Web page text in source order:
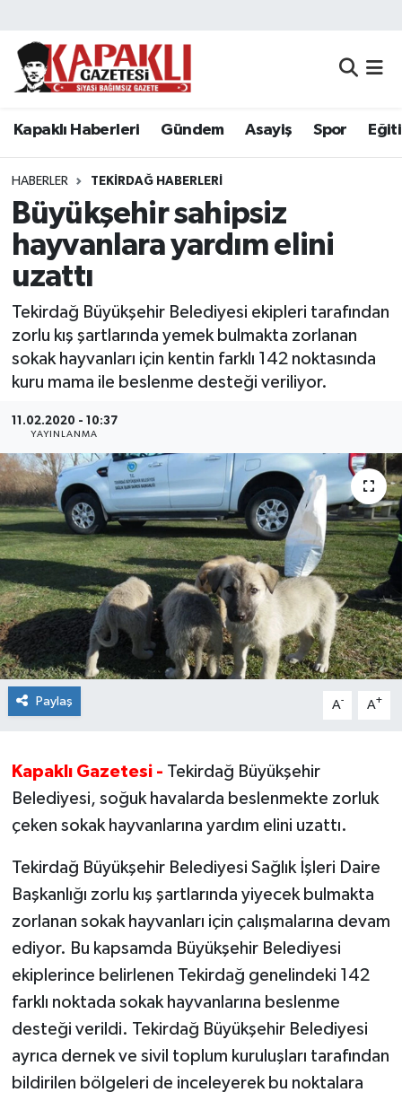
Kapaklı Haberleri Gündem Asayiş Spor
HABERLER TEKIRDAĞ HABERLERI
Büyükşehir sahipsiz
hayvanlara yardım elini
uzattı
Tekirdağ Büyükşehir Belediyesi ekipleri tarafından
zorlu kış şartlarında yemek bulmakta zorlanan
sokak hayvanları için kentin farklı 142 noktasında
kuru mama ile beslenme desteği veriliyor.
11.02.2020 - 10:37
YAYINLANMA
Paylaş A- A+
Kapaklı Gazetesi - Tekirdağ Büyükşehir
Belediyesi, soğuk havalarda beslenmekte zorluk
çeken sokak hayvanlarına yardım elini uzattı.
Tekirdağ Büyükşehir Belediyesi Sağlık İşleri Daire
Başkanlığı zorlu kış şartlarında yiyecek bulmakta
zorlanan sokak hayvanları için çalışmalarına devam
ediyor. Bu kapsamda Büyükşehir Belediyesi
ekiplerince belirlenen Tekirdağ genelindeki 142
farklı noktada sokak hayvanlarına beslenme
desteği verildi. Tekirdağ Büyükşehir Belediyesi
ayrıca dernek ve sivil toplum kuruluşları tarafından
bildirilen bölgeleri de inceleyerek bu noktalara
Kapaklı Haberleri
Asayiş
Spor
Eğitim
Resmi Reklamlar
Tekirdağ
Ekonomi
Sağlık
Teknoloji
Yaşam
Tekirdağ Nöbetçi Eczaneler
Tekirdağ Namaz Vakitleri
Tekirdağ Trafik Yoğunluk Haritası
Süper Lig Puan Durumu ve Fikstür
Son Dakika Haberleri
Haber Arşivi